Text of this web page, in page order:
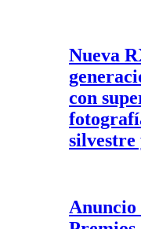
Nueva
con
silvestre
Anuncio